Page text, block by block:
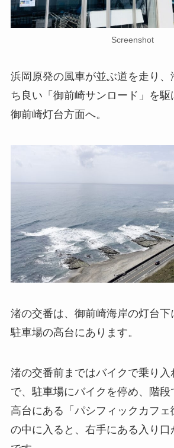
Screenshot
浜岡原発の風車が並ぶ道を走り
ち良い「御前崎サンロード」を駆
御前崎灯台方面へ。
渚の交番は、御前崎海岸の灯台下
駐車場の高台にあります。
渚の交番前まではバイクで乗り入
で、駐車場にバイクを停め、階段
高台にある「パシフィックカフェ
の中に入ると、右手にある入り口